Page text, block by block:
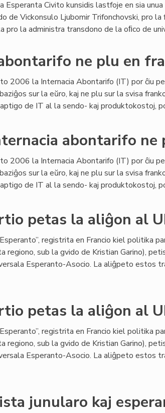
Esperanta Civito kunsidis lastfoje en sia unua
de Vickonsulo Ljubomir Trifonchovski, pro
pro la administra transdono de la oﬁco de
ne plu en
2006 la Internacia Abontarifo (IT) por ĉiu
sur la eŭro, kaj ne plu sur la svisa
de IT al la sendo- kaj produktokostoj,
abontarifo ne
2006 la Internacia Abontarifo (IT) por ĉiu
sur la eŭro, kaj ne plu sur la svisa
de IT al la sendo- kaj produktokostoj,
petas la aliĝon al
registrita en Francio kiel politika
regiono, sub la gvido de Kristian Garino),
Esperanto-Asocio. La aliĝpeto estos
petas la aliĝon al
registrita en Francio kiel politika
regiono, sub la gvido de Kristian Garino),
Esperanto-Asocio. La aliĝpeto estos
junularo kaj